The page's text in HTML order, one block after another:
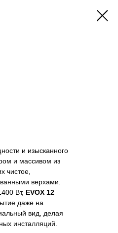
и изысканного
и массивом из
чистое,
верхами.
Вт, EVOX 12
даже на
вид, делая
инсталляций.